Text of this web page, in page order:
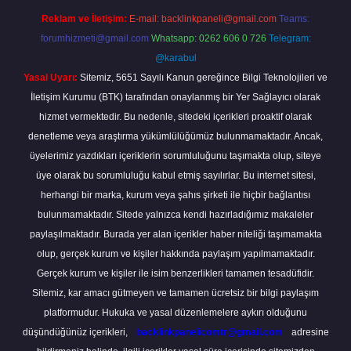
Reklam ve İletişim: E-mail: backlinkpaneli@gmail.com Teams:
forumhizmeti@gmail.com Whatsapp: 0262 606 0 726 Telegram:
@karabul
Yasal Uyarı: Sitemiz, 5651 Sayılı Kanun gereğince Bilgi Teknolojileri ve
İletişim Kurumu (BTK) tarafından onaylanmış bir Yer Sağlayıcı olarak
hizmet vermektedir. Bu nedenle, sitedeki içerikleri proaktif olarak
denetleme veya araştırma yükümlülüğümüz bulunmamaktadır. Ancak,
üyelerimiz yazdıkları içeriklerin sorumluluğunu taşımakta olup, siteye
üye olarak bu sorumluluğu kabul etmiş sayılırlar. Bu internet sitesi,
herhangi bir marka, kurum veya şahıs şirketi ile hiçbir bağlantısı
bulunmamaktadır. Sitede yalnızca kendi hazırladığımız makaleler
paylaşılmaktadır. Burada yer alan içerikler haber niteliği taşımamakta
olup, gerçek kurum ve kişiler hakkında paylaşım yapılmamaktadır.
Gerçek kurum ve kişiler ile isim benzerlikleri tamamen tesadüfidir.
Sitemiz, kar amacı gütmeyen ve tamamen ücretsiz bir bilgi paylaşım
platformudur. Hukuka ve yasal düzenlemelere aykırı olduğunu
düşündüğünüz içerikleri,
backlinkpanelicomtr@gmail.com
adresine